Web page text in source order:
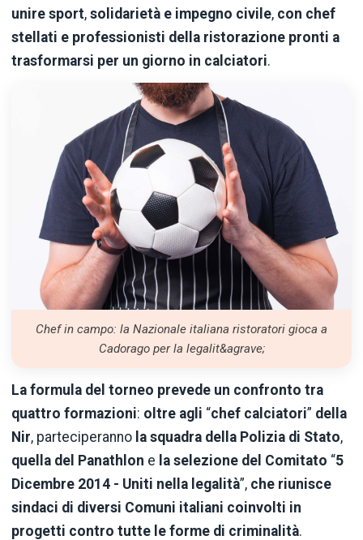
unire sport, solidarietà e impegno civile, con chef
stellati e professionisti della ristorazione pronti a
trasformarsi per un giorno in calciatori.
Chef in campo: la Nazionale italiana ristoratori gioca a
Cadorago per la legalit&agrave;
La formula del torneo prevede un confronto tra
quattro formazioni: oltre agli “chef calciatori” della
Nir, parteciperanno la squadra della Polizia di Stato,
quella del Panathlon e la selezione del Comitato “5
Dicembre 2014 - Uniti nella legalità”, che riunisce
sindaci di diversi Comuni italiani coinvolti in
progetti contro tutte le forme di criminalità.